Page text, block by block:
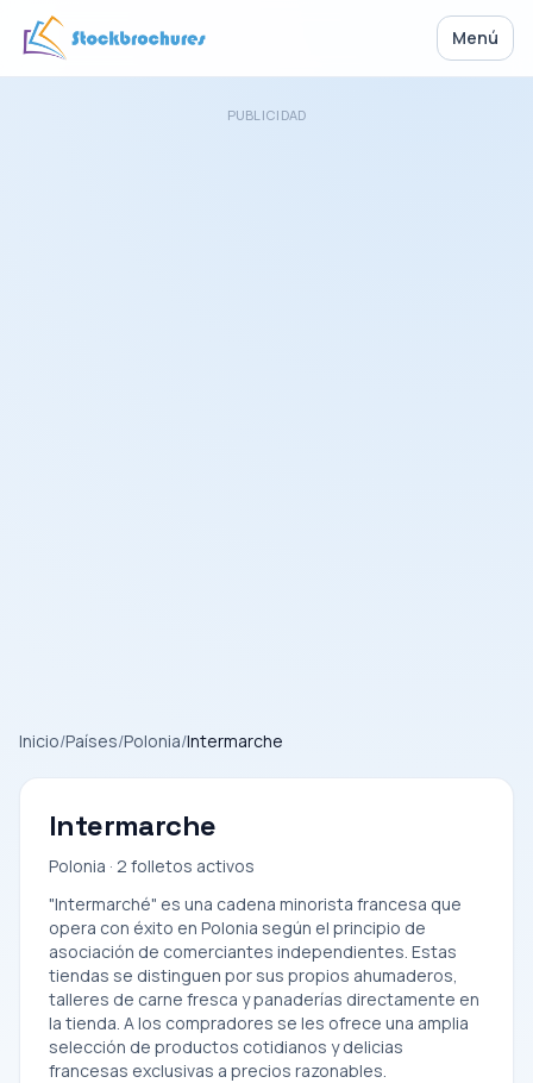
Menú
PUBLICIDAD
Inicio/Países/Polonia/Intermarche
Intermarche
Polonia · 2 folletos activos
"Intermarché" es una cadena minorista francesa que
opera con éxito en Polonia según el principio de
asociación de comerciantes independientes. Estas
tiendas se distinguen por sus propios ahumaderos,
talleres de carne fresca y panaderías directamente en
la tienda. A los compradores se les ofrece una amplia
selección de productos cotidianos y delicias
francesas exclusivas a precios razonables.